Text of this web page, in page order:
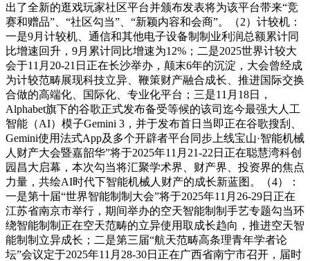
出了全新的逛戏玩家社区平台并颁布发表将为该平台带来“竞
赛和赠品”、“社区勾当”、“新颖内容和会商”。（2）计较机：
一是9月计较机、通信和其他电子设备制制业利润总额累计同
比增速回升，9月累计同比增速为12%；二是2025世界计较大
会于11月20-21日正在长沙举办，颠末6年的沉淀，大会曾经成
为计较范畴展现科技立异、鞭策财产融合成长、推进国际交换
合做的高端化、国际化、专业化平台；三是11月18日，
Alphabet旗下的谷歌正式发布备受等候的该司迄今最强大人工
智能（AI）模子Gemini 3，并于发布首日当即正在谷歌搜刮、
Gemini使用法式App及多个开辟者平台同步上线宝山·智能机械
人财产大会暨嘉韶华”将于2025年11月21-22日正在聪慧湾科创
园昌大启幕，本次勾当将汇聚学术界、财产界、投资界的焦点
力量，共绘AI时代下智能机械人财产的成长新蓝图。（4）：
一是第十届“世界智能制制大会”将于2025年11月26-29日正在
江苏省南京市举行，期间举办的空天智能制制手艺专题勾当环
绕智能制制正在空天范畴的立异使用取成长趋向，推进空天智
能制制立异成长；二是第三届“航天范畴高条理青年学者论
坛”会议定于2025年11月28-30日正在广西省南宁市召开，届时